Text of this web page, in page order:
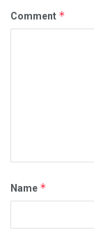
Comment *
Name *